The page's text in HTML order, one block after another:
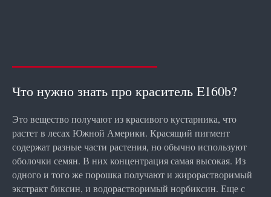
Что нужно знать про краситель E160b?
Это вещество получают из красивого кустарника, что
растет в лесах Южной Америки. Красящий пигмент
содержат разные части растения, но обычно используют
оболочки семян. В них концентрация самая высокая. Из
одного и того же порошка получают и жирорастворимый
экстракт биксин, и водорастворимый норбиксин. Еще с